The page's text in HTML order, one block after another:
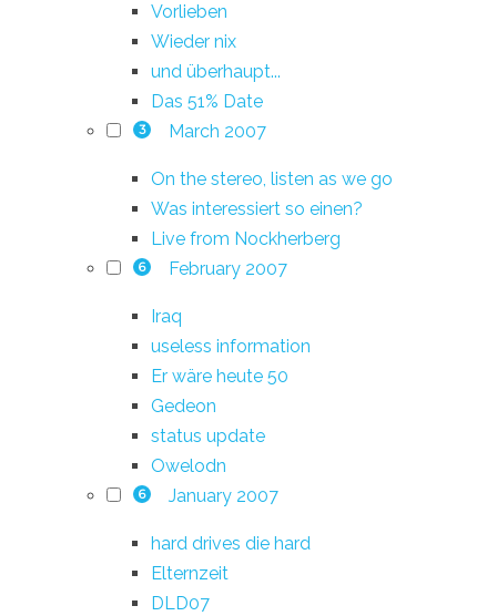
Vorlieben
Wieder nix
und überhaupt...
Das 51% Date
3 March 2007
On the stereo, listen as we go
Was interessiert so einen?
Live from Nockherberg
6 February 2007
Iraq
useless information
Er wäre heute 50
Gedeon
status update
Owelodn
6 January 2007
hard drives die hard
Elternzeit
DLD07